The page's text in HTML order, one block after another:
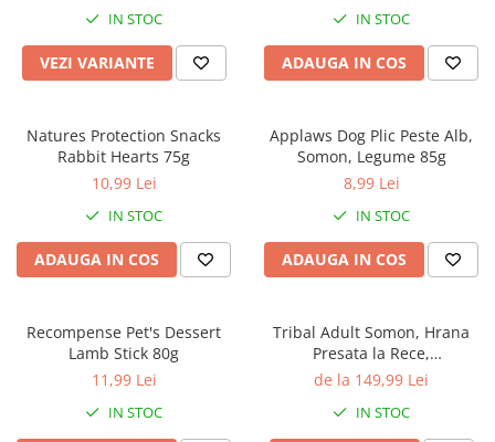
IN STOC
VEZI VARIANTE
IN STOC
ADAUGA IN COS
Natures Protection Snacks
Rabbit Hearts 75g
10,99 Lei
IN STOC
ADAUGA IN COS
Applaws Dog Plic Peste Alb,
Somon, Legume 85g
8,99 Lei
IN STOC
ADAUGA IN COS
Recompense Pet's Dessert
Lamb Stick 80g
11,99 Lei
IN STOC
Tribal Adult Somon, Hrana
Presata la Rece,
Hipoalergenica
de la 149,99 Lei
IN STOC